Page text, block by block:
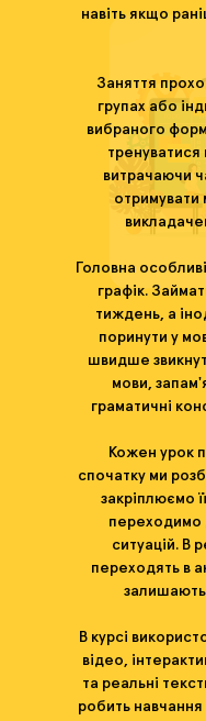
навіть якщо
Заняття
групах або
вибраного
тренуватися
витрачаючи
отримувати
Головна
графік.
тиждень, а
поринути у
швидше
мови,
граматичні
Кожен урок
спочатку ми
закріплюємо
переходимо
ситуацій. В
переходять в
В курсі
відео,
та реальні
робить